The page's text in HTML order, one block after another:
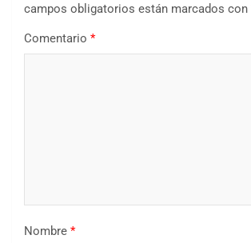
campos obligatorios están marcados con
Comentario *
Nombre *